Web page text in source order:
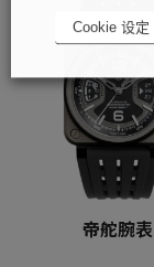
帝舵腕表
Cookie 设定